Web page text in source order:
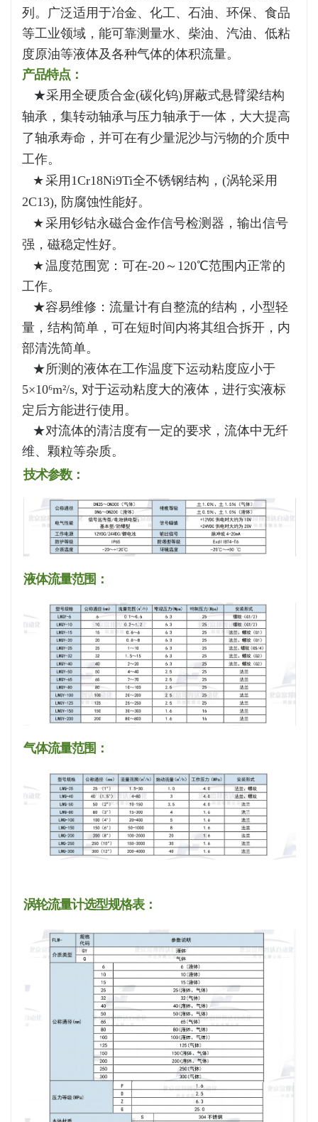
列。广泛适用于冶金、化工、石油、环保、食品
等工业领域，能可靠测量水、柴油、汽油、低粘
度原油等液体及各种气体的体积流量。
产品特点：
★采用全硬质合金(碳化钨)屏蔽式悬臂梁结构
轴承，集转动轴承与压力轴承于一体，大大提高
了轴承寿命，并可在有少量泥沙与污物的介质中
工作。
★采用 1Cr18Ni9Ti全不锈钢结构，(涡轮采用
2C13), 防腐蚀性能好。
★采用钐钴永磁合金作信号检测器，输出信号
强，磁稳定性好。
★温度范围宽：可在-20～120℃范围内正常的
工作。
★容易维修：流量计有自整流的结构，小型轻
量，结构简单，可在短时间内将其组合拆开，内
部清洗简单。
★所测的液体在工作温度下运动粘度应小于
5×10⁶m²/s, 对于运动粘度大的液体，进行实液标
定后方能进行使用。
★对流体的清洁度有一定的要求，流体中无纤
维、颗粒等杂质。
技术参数：
液体流量范围：
气体流量范围：
涡轮流量计选型规格表：